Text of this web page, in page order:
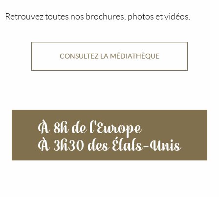
Retrouvez toutes nos brochures, photos et vidéos.
CONSULTEZ LA MÉDIATHÈQUE
À 8h de l'Europe
À 3h30 des États-Unis